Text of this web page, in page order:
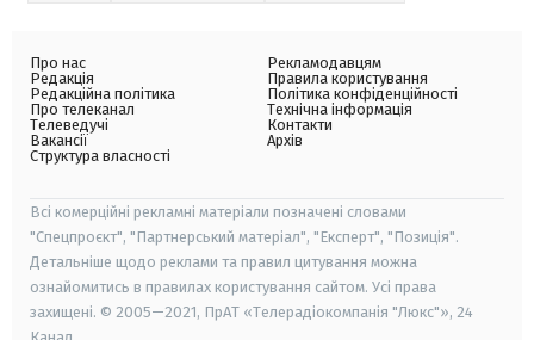
Про нас
Редакція
Редакційна політика
Про телеканал
Телеведучі
Вакансії
Структура власності
Рекламодавцям
Правила користування
Політика конфіденційності
Технічна інформація
Контакти
Архів
Всі комерційні рекламні матеріали позначені словами
"Спецпроєкт", "Партнерський матеріал", "Експерт", "Позиція".
Детальніше щодо реклами та правил цитування можна
ознайомитись в правилах користування сайтом. Усі права
захищені. © 2005—2021, ПрАТ «Телерадіокомпанія "Люкс"», 24